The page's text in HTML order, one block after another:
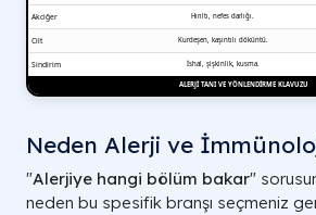
Neden Alerji ve
"Alerjiye hangi bölüm bakar"
neden bu spesifik branşı seçmeniz